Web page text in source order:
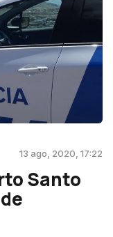
13 ago, 2020, 17:22
Santo